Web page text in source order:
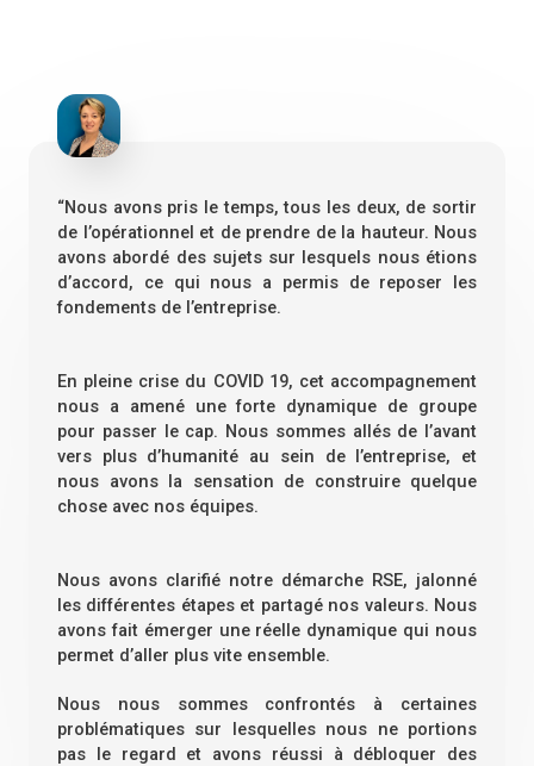
“Nous avons pris le temps, tous les deux, de sortir
de l’opérationnel et de prendre de la hauteur. Nous
avons abordé des sujets sur lesquels nous étions
d’accord, ce qui nous a permis de reposer les
fondements de l’entreprise.
En pleine crise du COVID 19, cet accompagnement
nous a amené une forte dynamique de groupe
pour passer le cap. Nous sommes allés de l’avant
vers plus d’humanité au sein de l’entreprise, et
nous avons la sensation de construire quelque
chose avec nos équipes.
Nous avons clarifié notre démarche RSE, jalonné
les différentes étapes et partagé nos valeurs. Nous
avons fait émerger une réelle dynamique qui nous
permet d’aller plus vite ensemble.
Nous nous sommes confrontés à certaines
problématiques sur lesquelles nous ne portions
pas le regard et avons réussi à débloquer des